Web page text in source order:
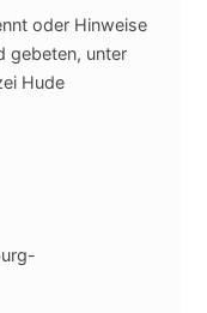
oder Hinweise
gebeten, unter
Hude